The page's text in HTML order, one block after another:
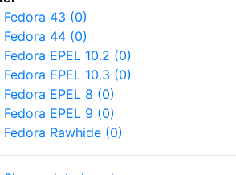
Fedora 43 (0)
Fedora 44 (0)
Fedora EPEL 10.2 (0)
Fedora EPEL 10.3 (0)
Fedora EPEL 8 (0)
Fedora EPEL 9 (0)
Fedora Rawhide (0)